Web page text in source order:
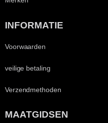
INFORMATIE
Voorwaarden
veilige betaling
Verzendmethoden
MAATGIDSEN